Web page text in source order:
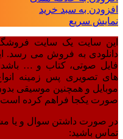
افزودن به سبد خرید
نمایش سریع
این سایت یک سایت
دانلودی به فروش می رسد.
فایل صوتی، کتاب و … باشد.
های تصویری پس زمینه
موبایل و همچنین موسیقی
صورت یکجا فراهم کرده
در صورت داشتن سوال و یا
تماس باشید: